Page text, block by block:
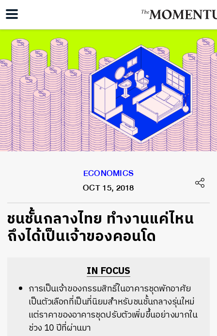
ECONOMICS
OCT 15, 2018
ชนชั้นกลางไทย ทำงานแค่ไหน
ถึงได้เป็นเจ้าของคอนโด
IN FOCUS
การเป็นเจ้าของกรรมสิทธิ์ในอาคารชุดพักอาศัย
เป็นตัวเลือกที่เป็นที่นิยมสำหรับชนชั้นกลางรุ่นใหม่
แต่ราคาของอาคารชุดปรับตัวเพิ่มขึ้นอย่างมากใน
ช่วง 10 ปีที่ผ่านมา